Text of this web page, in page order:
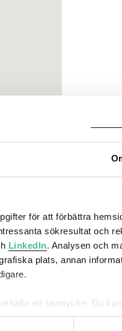
för att förbättra
sökresultat och
LinkedIn. Analysen och
plats, annan
ett samtycke. Du